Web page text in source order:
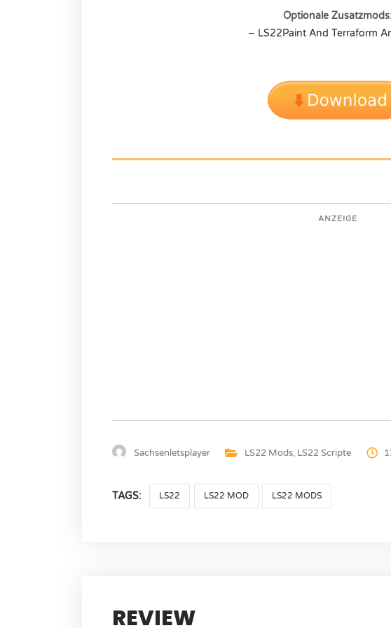
Optionale
– LS22Paint And Terraform
ANZEIGE
Sachsenletsplayer LS22 Mods, LS22 Scripte
TAGS: LS22 LS22 MOD LS22 MODS
REVIEW